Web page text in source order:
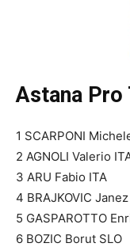
Astana Pro
1 SCARPONI
2 AGNOLI Valerio
3 ARU Fabio ITA
4 BRAJKOVIC
5 GASPAROTTO
6 BOZIC Borut SLO